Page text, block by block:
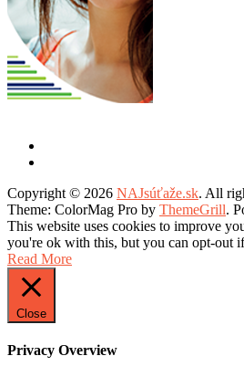
Copyright © 2026 NAJsúťaže.sk. All
Theme: ColorMag Pro by ThemeGrill.
This website uses cookies to improve
you're ok with this, but you can opt-out
Read More
Close
Privacy Overview